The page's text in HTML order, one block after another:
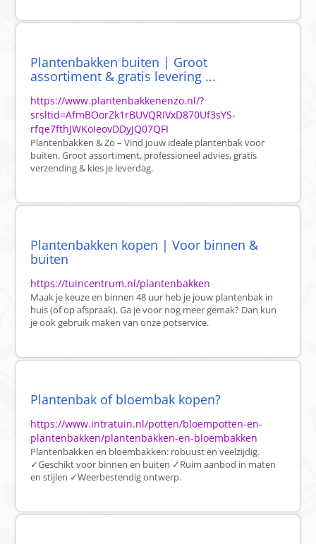
Plantenbakken buiten | Groot
assortiment & gratis levering ...
https://www.plantenbakkenenzo.nl/?
srsltid=AfmBOorZk1rBUVQRIVxD870Uf3sYS-
rfqe7fthJWKoIeovDDyJQ07QFI
Plantenbakken & Zo – Vind jouw ideale plantenbak voor
buiten. Groot assortiment, professioneel advies, gratis
verzending & kies je leverdag.
Plantenbakken kopen | Voor binnen &
buiten
https://tuincentrum.nl/plantenbakken
Maak je keuze en binnen 48 uur heb je jouw plantenbak in
huis (of op afspraak). Ga je voor nog meer gemak? Dan kun
je ook gebruik maken van onze potservice.
Plantenbak of bloembak kopen?
https://www.intratuin.nl/potten/bloempotten-en-
plantenbakken/plantenbakken-en-bloembakken
Plantenbakken en bloembakken: robuust en veelzijdig.
✓Geschikt voor binnen en buiten ✓Ruim aanbod in maten
en stijlen ✓Weerbestendig ontwerp.